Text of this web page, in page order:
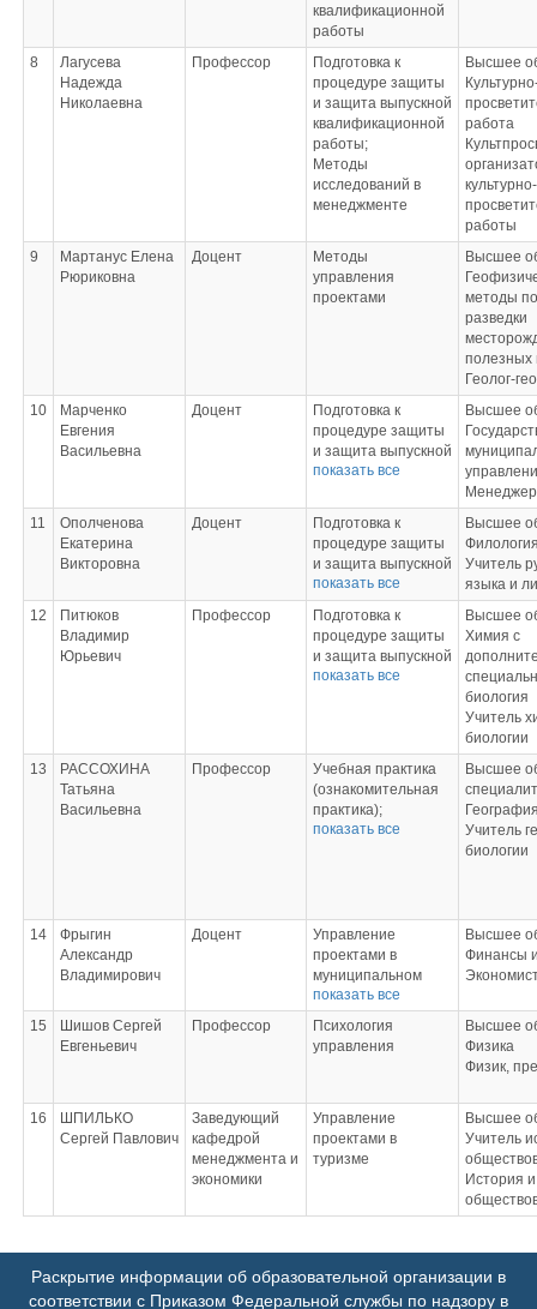
квалификационной
работы
8
Лагусева
Надежда
Николаевна
Профессор
Подготовка к
процедуре защиты
и защита выпускной
квалификационной
работы;
Методы
исследований в
менеджменте
Высшее
работа
культурно-
работы
9
Мартанус Елена
Рюриковна
Доцент
Методы
управления
проектами
Высшее
методы
разведки
полезных
Геолог-
10
Марченко
Евгения
Васильевна
Доцент
Подготовка к
процедуре защиты
и защита выпускной
квалификационной
Инвестиционный
анализ и
финансирование
проектов;
экономика
показать все
Высшее
Менеджер
11
Ополченова
Екатерина
Викторовна
Доцент
Подготовка к
процедуре защиты
и защита выпускной
квалификационной
работы;
Теория
организации и
организационное
Стандартизация в
управлении
проектами;
Формирование
показать все
Высшее
Учитель
языка и
12
Питюков
Владимир
Юрьевич
Профессор
Подготовка к
процедуре защиты
и защита выпускной
квалификационной
межличностного
взаимодействия в
кросс-культурной
среде
показать все
Высшее
Химия с
биология
Учитель
биологии
13
РАССОХИНА
Татьяна
Васильевна
Профессор
Учебная практика
(ознакомительная
практика);
Производственная
практика (научно-
исследовательская
работа);
Производственная
практика (практика
по профилю
профессиональной
процедуре защиты
и защита выпускной
квалификационной
устойчивого
Стратегический
маркетинг проектов
показать все
Высшее
Учитель
биологии
14
Фрыгин
Александр
Владимирович
Доцент
Управление
проектами в
муниципальном
управлении;
Подготовка к
и защита выпускной
Зарубежный опыт
государственного и
муниципального
мотивацией
служащих
показать все
Высшее
Финансы
15
Шишов Сергей
Евгеньевич
Профессор
Психология
управления
Высшее
Физика
Физик,
16
ШПИЛЬКО
Сергей Павлович
Заведующий
кафедрой
менеджмента и
экономики
Управление
проектами в
туризме
Высшее
Учитель
История и
Раскрытие информации об образовательной организации в
соответствии с Приказом Федеральной службы по надзору в